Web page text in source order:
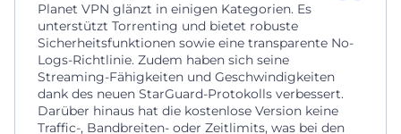
Planet VPN glänzt in einigen Kategorien. Es
unterstützt Torrenting und bietet robuste
Sicherheitsfunktionen sowie eine transparente No-
Logs-Richtlinie. Zudem haben sich seine
Streaming-Fähigkeiten und Geschwindigkeiten
dank des neuen StarGuard-Protokolls verbessert.
Darüber hinaus hat die kostenlose Version keine
Traffic-, Bandbreiten- oder Zeitlimits, was bei den